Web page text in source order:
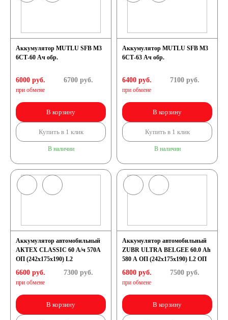
Аккумулятор MUTLU SFB M3
6СТ-60 Ач обр.
6000 руб.
при обмене
6700руб.
В корзину
Купить в 1 клик
В наличии
Аккумулятор MUTLU SFB M3
6СТ-63 Ач обр.
6400 руб.
при обмене
7100руб.
В корзину
Купить в 1 клик
В наличии
Аккумулятор автомобильный
АКТЕХ CLASSIC 60 А/ч 570А
ОП (242x175x190) L2
6600 руб.
при обмене
7300руб.
В корзину
Аккумулятор автомобильный
ZUBR ULTRA BELGEE 60.0 Ah
580 A ОП (242x175x190) L2 ОП
6800 руб.
при обмене
7500руб.
В корзину